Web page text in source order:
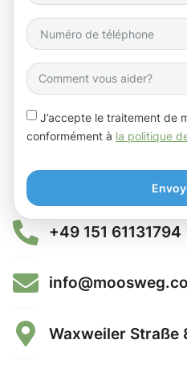
J’accepte le traitement de
conformément à la politique
+49 151 61131794
Waxweiler